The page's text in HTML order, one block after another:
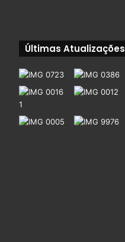
Últimas Atualizações